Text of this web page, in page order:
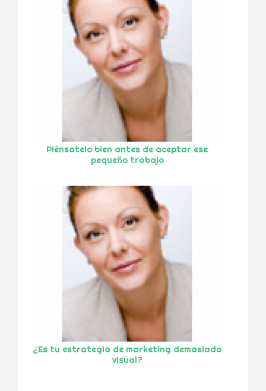
Piénsatelo bien antes de aceptar ese
pequeño trabajo
¿Es tu estrategia de marketing demasiado
visual?